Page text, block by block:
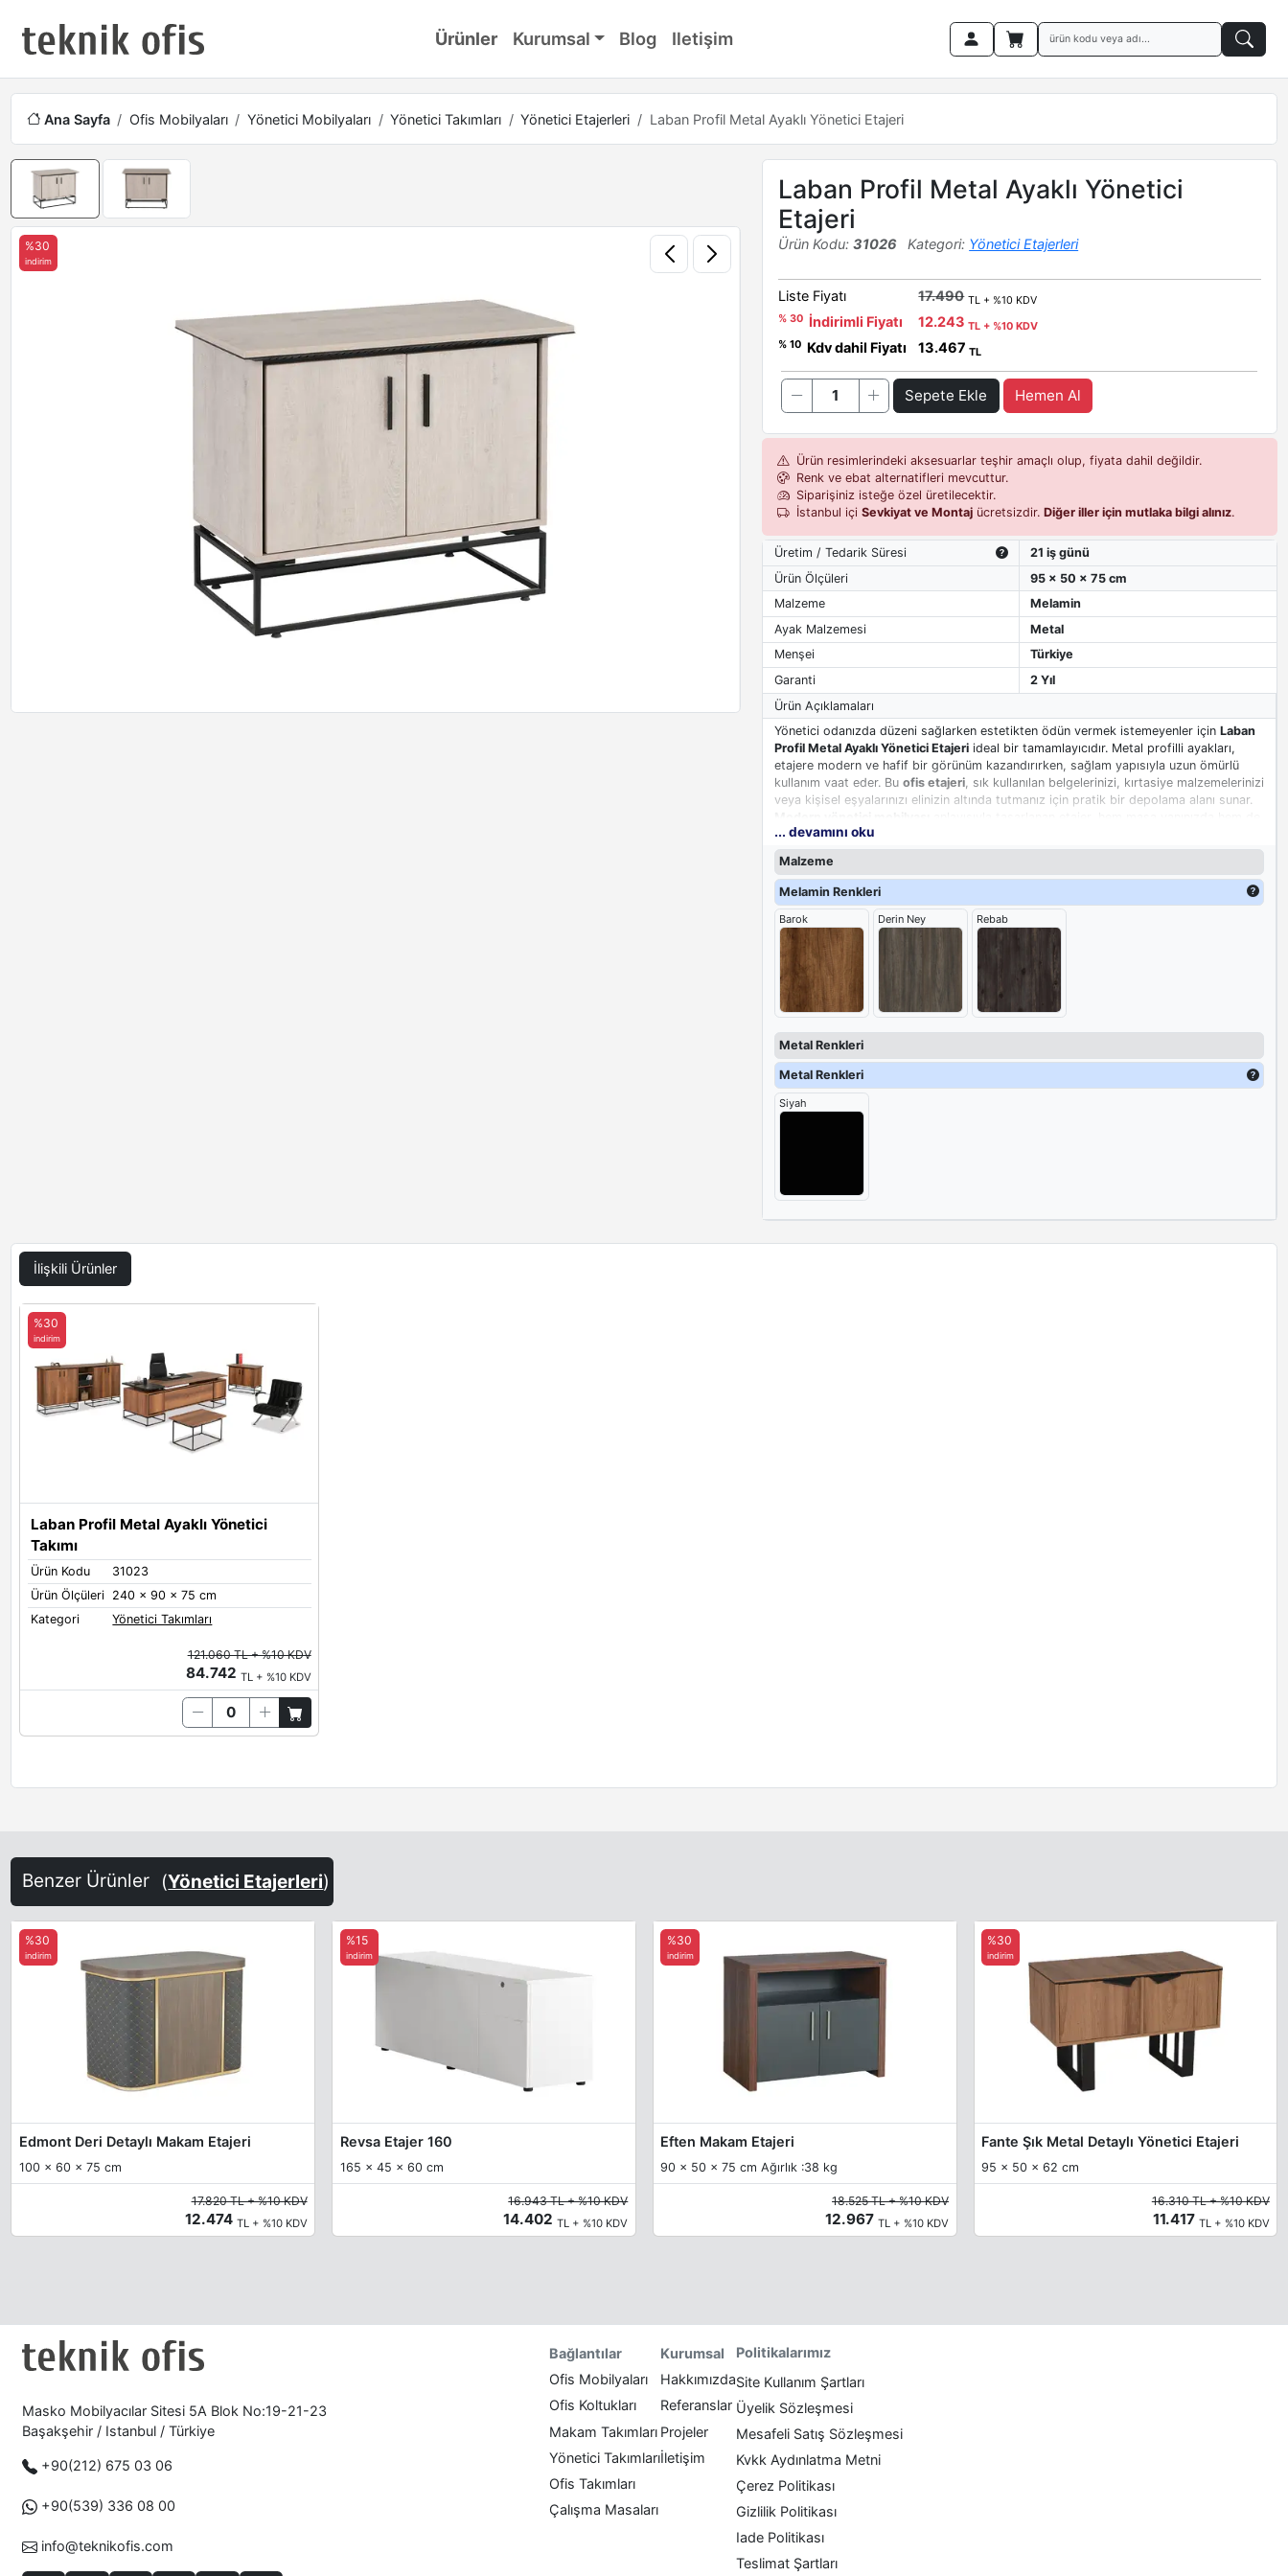
Ürünler Kurumsal Blog Iletişim
Ana Sayfa Ofis Mobilyaları Yönetici Mobilyaları Yönetici Takımları Yönetici Etajerleri Laban Profil Metal Ayaklı Yönetici Etajeri
%30
indirim
Laban Profil Metal Ayaklı Yönetici
Etajeri
Ürün Kodu: 31026 Kategori: Yönetici Etajerleri
Liste Fiyatı 17.490 TL + %10 KDV
% 30 İndirimli Fiyatı 12.243TL + %10 KDV
% 10 Kdv dahil Fiyatı 13.467TL
Sepete Ekle Hemen Al
Ürün resimlerindeki aksesuarlar teşhir amaçlı olup, fiyata dahil değildir.
Renk ve ebat alternatifleri mevcuttur.
Siparişiniz isteğe özel üretilecektir.
İstanbul içiSevkiyat ve Montaj ücretsizdir.Diğer iller için mutlaka bilgi alınız.
Üretim / Tedarik Süresi
21 iş günü
Ürün Ölçüleri
95 x 50 x 75 cm
Malzeme
Melamin
Ayak Malzemesi
Metal
Menşei
Türkiye
Garanti
2 Yıl
Ürün Açıklamaları
Yönetici odanızda düzeni sağlarken estetikten ödün vermek istemeyenler için Laban
Profil Metal Ayaklı Yönetici Etajeriideal bir tamamlayıcıdır. Metal profilli ayakları,
etajere modern ve hafif bir görünüm kazandırırken, sağlam yapısıyla uzun ömürlü
kullanım vaat eder. Bu ofis etajeri, sık kullanılan belgelerinizi, kırtasiye malzemelerinizi
veya kişisel eşyalarınızı elinizin altında tutmanız için pratik bir depolama alanı sunar.
odanızın farklı köşelerinde şık bir kullanım sunar.
... devamını oku
Malzeme
Melamin Renkleri
Barok Derin Ney Rebab
Metal Renkleri
Metal Renkleri
Siyah
İlişkili Ürünler
Laban Profil Metal Ayaklı Yönetici
Takımı
Ürün Kodu
31023
Ürün Ölçüleri 240 x 90 x 75 cm
Kategori
Yönetici Takımları
%30
indirim
121.060 TL + %10 KDV
84.742 TL + %10 KDV
Benzer Ürünler (Yönetici Etajerleri)
Edmont Deri Detaylı Makam Etajeri
100 x 60 x 75 cm
%30
indirim
17.820 TL + %10 KDV
12.474 TL + %10 KDV
Revsa Etajer 160
165 x 45 x 60 cm
%15
indirim
16.943 TL + %10 KDV
14.402TL + %10 KDV
Eften Makam Etajeri
90 x 50 x 75 cm Ağırlık :38 kg
%30
indirim
18.525 TL + %10 KDV
12.967TL + %10 KDV
Fante Şık Metal Detaylı Yönetici Etajeri
95 x 50 x 62 cm
%30
indirim
16.310 TL + %10 KDV
11.417 TL + %10 KDV
Masko Mobilyacılar Sitesi 5A Blok No:19-21-23
Başakşehir / Istanbul / Türkiye
+90(212) 675 03 06
+90(539) 336 08 00
info@teknikofis.com
Bağlantılar
Ofis Mobilyaları
Ofis Koltukları
Makam Takımları
Yönetici Takımları
Ofis Takımları
Çalışma Masaları
Kurumsal
Hakkımızda
Referanslar
Projeler
İletişim
Politikalarımız
Site Kullanım Şartları
Üyelik Sözleşmesi
Mesafeli Satış Sözleşmesi
Kvkk Aydınlatma Metni
Çerez Politikası
Gizlilik Politikası
Iade Politikası
Teslimat Şartları